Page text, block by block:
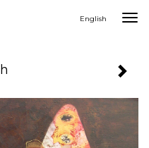
English